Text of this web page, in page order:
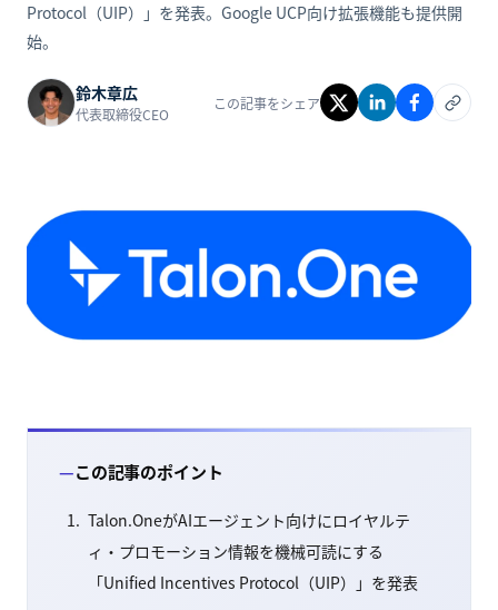
Protocol（UIP）」を発表。Google UCP向け拡張機能も提供開
始。
鈴木章広
代表取締役CEO
この記事をシェア
この記事のポイント
Talon.OneがAIエージェント向けにロイヤルテ
ィ・プロモーション情報を機械可読にする
「Unified Incentives Protocol（UIP）」を発表